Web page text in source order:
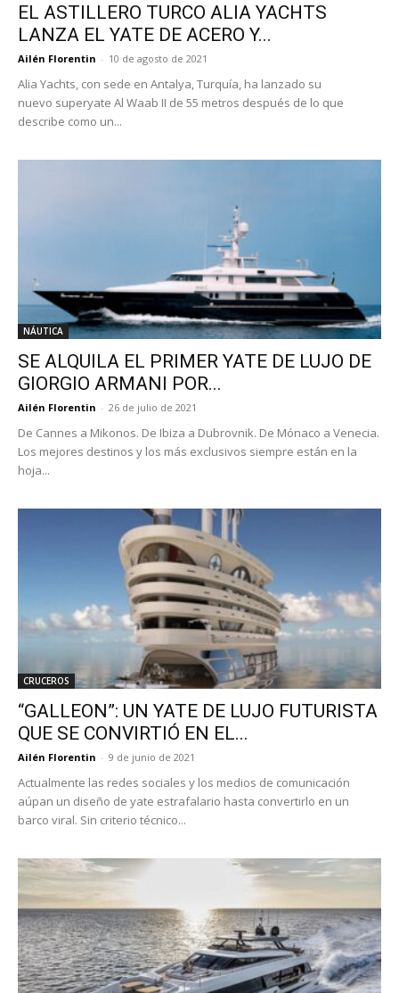
EL ASTILLERO TURCO ALIA YACHTS
LANZA EL YATE DE ACERO Y...
Ailén Florentin - 10 de agosto de 2021
Alia Yachts, con sede en Antalya, Turquía, ha lanzado su
nuevo superyate Al Waab II de 55 metros después de lo que
describe como un...
NÁUTICA
SE ALQUILA EL PRIMER YATE DE LUJO DE
GIORGIO ARMANI POR...
Ailén Florentin - 26 de julio de 2021
De Cannes a Mikonos. De Ibiza a Dubrovnik. De Mónaco a Venecia.
Los mejores destinos y los más exclusivos siempre están en la
hoja...
CRUCEROS
“GALLEON”: UN YATE DE LUJO FUTURISTA
QUE SE CONVIRTIÓ EN EL...
Ailén Florentin - 9 de junio de 2021
Actualmente las redes sociales y los medios de comunicación
aúpan un diseño de yate estrafalario hasta convertirlo en un
barco viral. Sin criterio técnico...